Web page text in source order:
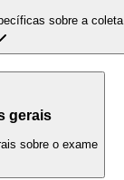
sobre a coleta
gerais
sobre o exame